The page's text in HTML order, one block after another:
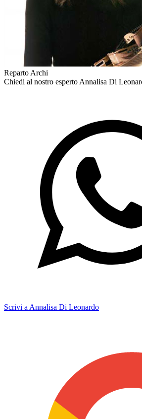
Reparto Archi
Chiedi al nostro espertoAnnalisa Di
Scrivi a Annalisa Di Leonardo